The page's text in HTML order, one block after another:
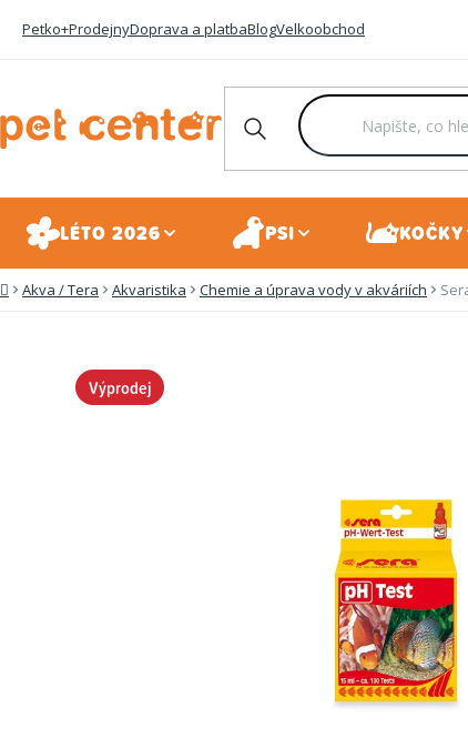
Petko+ProdejnyDoprava a platbaBlogVelkoobchod
LÉTO 2026 PSI KOČKY
DomůAkva / Tera Akvaristika Chemie a úprava vody v akváriích
Výprodej